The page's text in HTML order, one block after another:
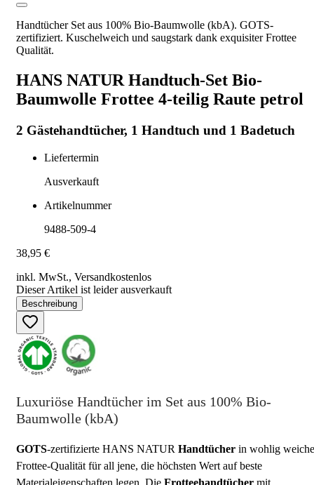
Handtücher Set aus 100% Bio-Baumwolle (kbA). GOTS-
zertifiziert. Kuschelweich und saugstark dank exquisiter Frottee
Qualität.
HANS NATUR Handtuch-Set Bio-
Baumwolle Frottee 4-teilig Raute petrol
2 Gästehandtücher, 1 Handtuch und 1 Badetuch
Liefertermin
Ausverkauft
Artikelnummer
9488-509-4
38,95 €
inkl. MwSt., Versandkostenlos
Dieser Artikel ist leider ausverkauft
Beschreibung
Luxuriöse Handtücher im Set aus 100% Bio-
Baumwolle (kbA)
GOTS-zertifizierte HANS NATUR Handtücher in wohlig
Frottee-Qualität für all jene, die höchsten Wert auf beste
Materialeigenschaften legen. Die Frotteehandtücher mit